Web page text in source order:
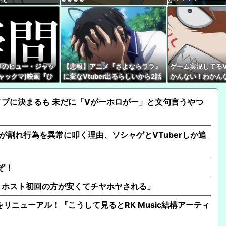
される」
ワイ『VTuberちゃん
メやバラエティを語り
【にじさんじ】ロシア
ナイツ！フレン監督、
【悲報】モンハンワイ
【朗報】大好きなフル
【超朗報】夏、終わる
ヒュー・ジャッ
ックマ)映画『ひ
…いったいなぜ
【悲報】アニメ『さよならララ』
に変なVtuber出るらしいから2話
ゲーム実況して
かんない！わかん
Ｖさん『ネタバ
に決まるも 未だに「Vがーホロがー」と文句言うやつ
割れ行為を異常に叩く理由、ソシャゲとVTuberしか追
！
スト初回の方が安くてチヤホヤされる」
ニューアル！『こうして見るとRK Music結構アーティ